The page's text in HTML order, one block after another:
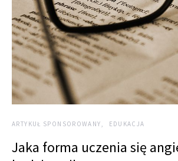
ARTYKUŁ SPONSOROWANY EDUKACJA
Jaka forma uczenia się